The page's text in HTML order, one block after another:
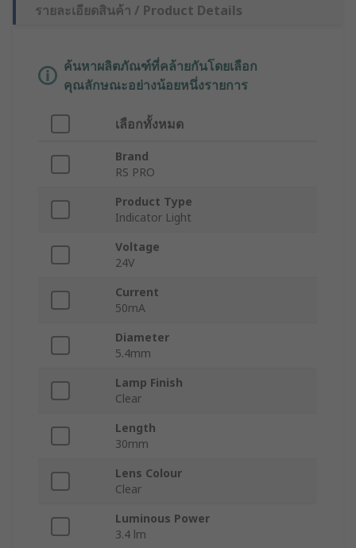
รายละเอียดสินค้า / Product Details
ค้นหาผลิตภัณฑ์ที่คล้ายกันโดยเลือก
คุณลักษณะอย่างน้อยหนึ่งรายการ
เลือกทั้งหมด
Brand
RS PRO
Product Type
Indicator Light
Voltage
24V
Current
50mA
Diameter
5.4mm
Lamp Finish
Clear
Length
30mm
Lens Colour
Clear
Luminous Power
3.4 lm